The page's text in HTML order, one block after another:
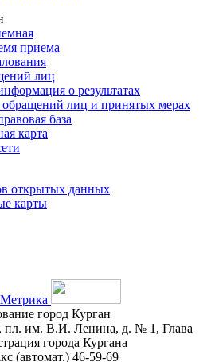
приема
лиц
о результатах
обращений лиц и принятых мерах
база
карта
открытых данных
карты
город Курган
пл. им. В.И. Ленина, д. № 1, Глава
города Кургана
(автомат.) 46-59-69